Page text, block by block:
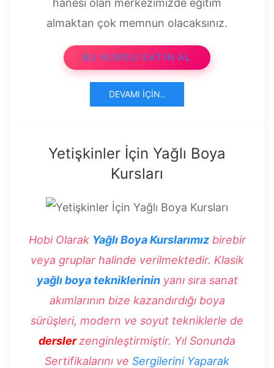
hanesi olan merkezimizde eğitim
almaktan çok memnun olacaksınız.
BU KURSU SATIN AL
DEVAMI İÇIN..
Yetişkinler İçin Yağlı Boya
Kursları
Hobi Olarak Yağlı Boya Kurslarımızbirebir
veya gruplar halinde verilmektedir. Klasik
yağlı boya tekniklerininyanı sıra sanat
akımlarının bize kazandırdığı boya
sürüşleri, modern ve soyut tekniklerle de
derslerzenginleştirmiştir. Yıl Sonunda
Sertifikalarını ve Sergilerini Yaparak